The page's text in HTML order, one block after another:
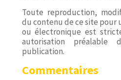
Toute reproduction,
du contenu de ce site
ou électronique est
autorisation préalable
publication.
Commentaires